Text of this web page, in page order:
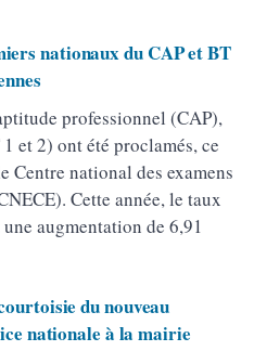
nationaux du CAP et BT
professionnel (CAP),
et 2) ont été proclamés, ce
Centre national des examens
Cette année, le taux
augmentation de 6,91
du nouveau
nationale à la mairie